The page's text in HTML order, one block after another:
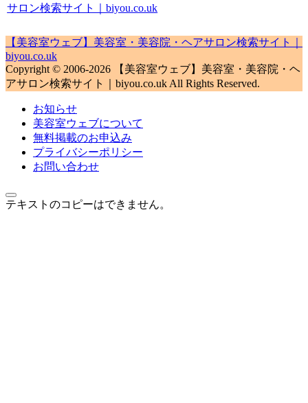
サロン検索サイト｜biyou.co.uk
【美容室ウェブ】美容室・美容院・ヘアサロン検索サイト｜
biyou.co.uk
Copyright © 2006-2026 【美容室ウェブ】美容室・美容院・ヘ
アサロン検索サイト｜biyou.co.uk All Rights Reserved.
お知らせ
美容室ウェブについて
無料掲載のお申込み
プライバシーポリシー
お問い合わせ
テキストのコピーはできません。